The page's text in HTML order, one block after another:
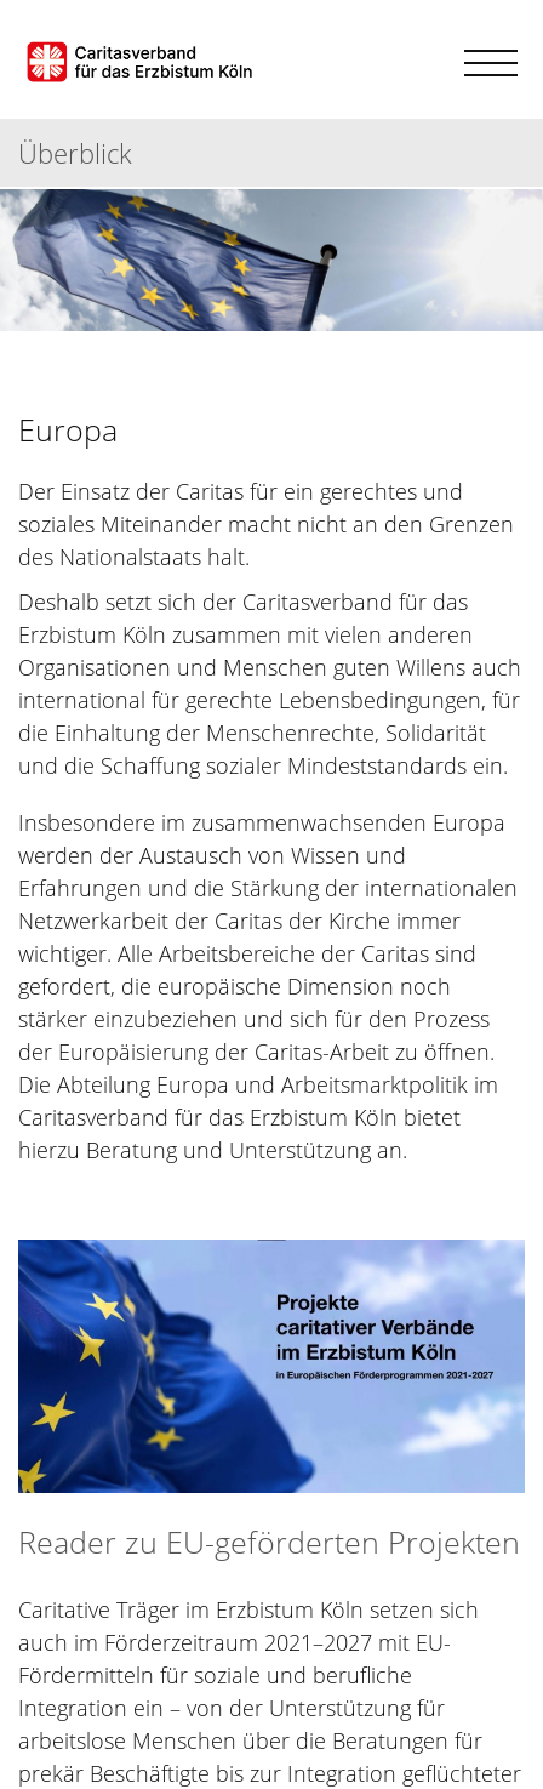
Überblick
Europa
Der Einsatz der Caritas für ein gerechtes und
soziales Miteinander macht nicht an den Grenzen
des Nationalstaats halt.
Deshalb setzt sich der Caritasverband für das
Erzbistum Köln zusammen mit vielen anderen
Organisationen und Menschen guten Willens auch
international für gerechte Lebensbedingungen, für
die Einhaltung der Menschenrechte, Solidarität
und die Schaffung sozialer Mindeststandards ein.
Insbesondere im zusammenwachsenden Europa
werden der Austausch von Wissen und
Erfahrungen und die Stärkung der internationalen
Netzwerkarbeit der Caritas der Kirche immer
wichtiger. Alle Arbeitsbereiche der Caritas sind
gefordert, die europäische Dimension noch
stärker einzubeziehen und sich für den Prozess
der Europäisierung der Caritas-Arbeit zu öffnen.
Die Abteilung Europa und Arbeitsmarktpolitik im
Caritasverband für das Erzbistum Köln bietet
hierzu Beratung und Unterstützung an.
Reader zu EU-geförderten Projekten
Caritative Träger im Erzbistum Köln setzen sich
auch im Förderzeitraum 2021–2027 mit EU-
Fördermitteln für soziale und berufliche
Integration ein – von der Unterstützung für
arbeitslose Menschen über die Beratungen für
prekär Beschäftigte bis zur Integration geflüchteter